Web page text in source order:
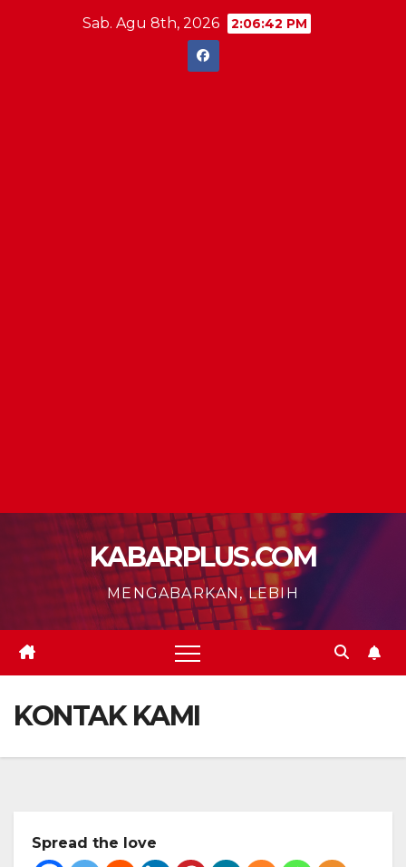
Sab. Agu 8th, 2026 2:06:42 PM
KABARPLUS.COM
MENGABARKAN, LEBIH
KONTAK KAMI
Spread the love